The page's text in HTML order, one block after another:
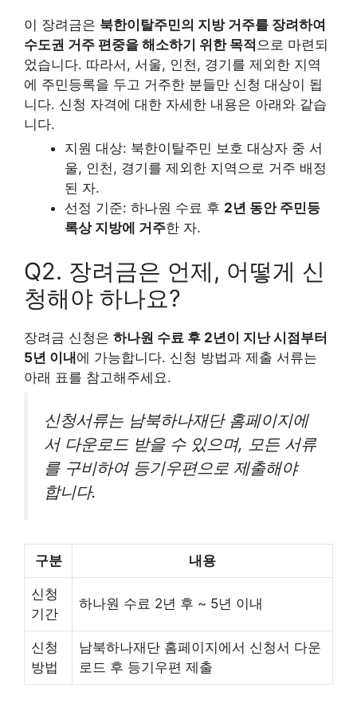
이 장려금은 북한이탈주민의 지방 거주를 장려하여
수도권 거주 편중을 해소하기 위한 목적 으로 마련되
었습니다. 따라서, 서울, 인천, 경기를 제외한 지역
에 주민등록을 두고 거주한 분들만 신청 대상이 됩
니다. 신청 자격에 대한 자세한 내용은 아래와 같습
니다.
지원 대상: 북한이탈주민 보호 대상자 중 서
울, 인천, 경기를 제외한 지역으로 거주 배정
된 자.
선정 기준: 하나원 수료 후 2년 동안 주민등
록상 지방에 거주한 자.
Q2. 장려금은 언제, 어떻게 신
청해야 하나요?
장려금 신청은 하나원 수료 후 2년이 지난 시점부터
5년 이내 에 가능합니다. 신청 방법과 제출 서류는
아래 표를 참고해주세요.
신청서류는 남북하나재단 홈페이지에
서 다운로드 받을 수 있으며, 모든 서류
를 구비하여 등기우편으로 제출해야
합니다.
구분 내용
신청
기간
하나원 수료 2년 후 ~ 5년 이내
신청
방법
남북하나재단 홈페이지에서 신청서 다운
로드 후 등기우편 제출